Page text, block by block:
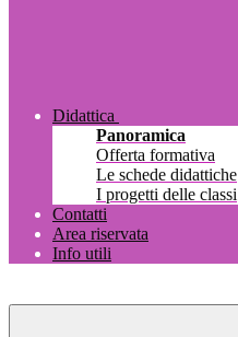
Didattica
Panoramica
Offerta formativa
Le schede didattiche
I progetti delle classi
Contatti
Area riservata
Info utili